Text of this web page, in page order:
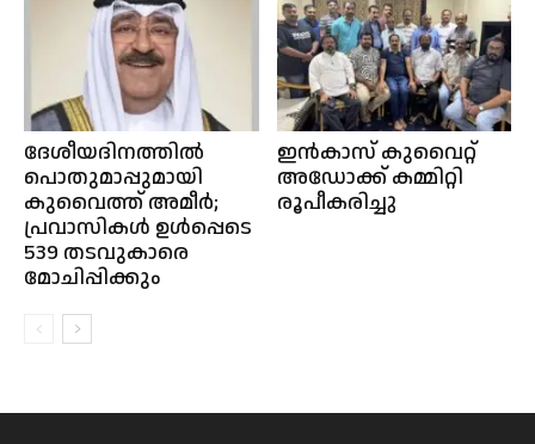
ദേശീയദിനത്തിൽ
പൊതുമാപ്പുമായി
കുവൈത്ത്‌ അമീർ;
പ്രവാസികൾ ഉൾപ്പെടെ
539 തടവുകാരെ
മോചിപ്പിക്കും
ഇൻകാസ് കുവൈറ്റ്
അഡോക്ക് കമ്മിറ്റി
രൂപീകരിച്ചു